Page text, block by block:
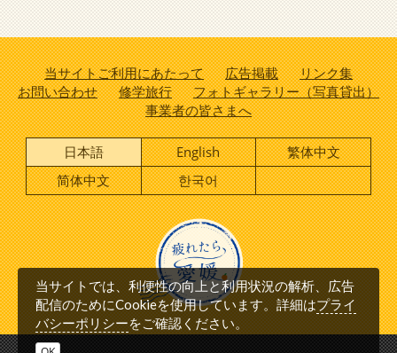
当サイトご利用にあたって 広告掲載
リンク集
お問い合わせ
修学旅行
フォトギャラリー（写真貸出）
事業者の皆さまへ
日本語 English
繁体中文
简体中文
한국어
当サイトでは、利便性の向上と利用状況の解析、広告
配信のためにCookieを使用しています。詳細はプライ
バシーポリシーをご確認ください。